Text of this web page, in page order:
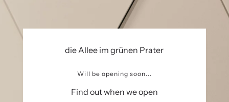
die Allee im grünen Prater
Will be opening soon...
Find out when we open